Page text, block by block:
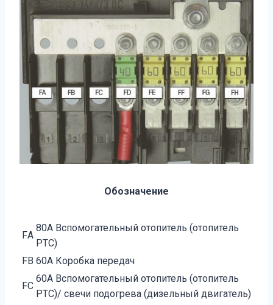
Обозначение
FА
80А Вспомогательный отопитель (отопитель
РТС)
FB 60А Коробка передач
FC
60А Вспомогательный отопитель (отопитель
РТС)/ свечи подогрева (дизельный двигатель)